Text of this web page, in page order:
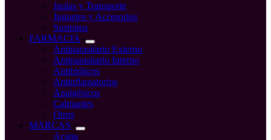
Jaulas y Transporte
Juguetes y Accesorios
Sustratos
FARMACIA
Antiparasitario Externo
Antiparasitario Interno
Antibióticos
Antinflamatorios
Analgésicos
Calmantes
Otros
MARCAS
Acana